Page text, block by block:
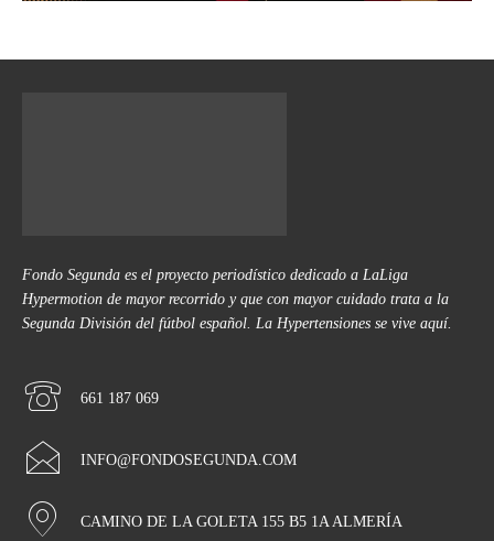
Fondo Segunda es el proyecto periodístico dedicado a LaLiga
Hypermotion de mayor recorrido y que con mayor cuidado trata a la
Segunda División del fútbol español. La Hypertensiones se vive aquí.
661 187 069
INFO@FONDOSEGUNDA.COM
CAMINO DE LA GOLETA 155 B5 1A ALMERÍA